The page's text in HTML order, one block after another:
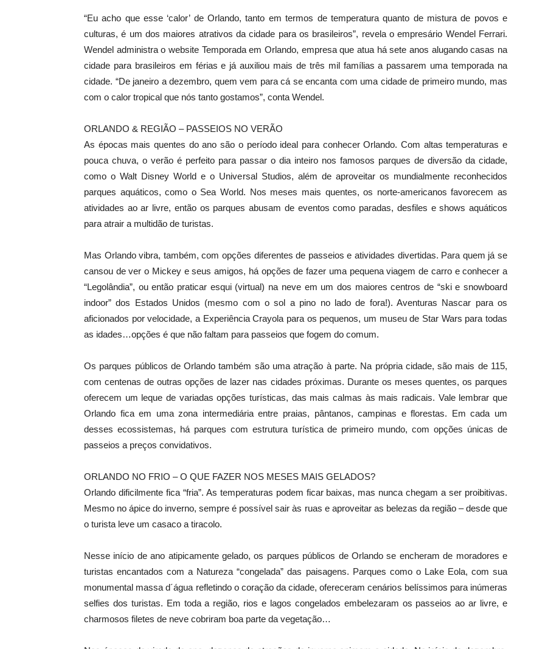
“Eu acho que esse ‘calor’ de Orlando, tanto em termos de temperatura quanto de mistura de povos e
culturas, é um dos maiores atrativos da cidade para os brasileiros”, revela o empresário Wendel Ferrari.
Wendel administra o website Temporada em Orlando, empresa que atua há sete anos alugando casas na
cidade para brasileiros em férias e já auxiliou mais de três mil famílias a passarem uma temporada na
cidade. “De janeiro a dezembro, quem vem para cá se encanta com uma cidade de primeiro mundo, mas
com o calor tropical que nós tanto gostamos”, conta Wendel.
ORLANDO & REGIÃO – PASSEIOS NO VERÃO
As épocas mais quentes do ano são o período ideal para conhecer Orlando. Com altas temperaturas e
pouca chuva, o verão é perfeito para passar o dia inteiro nos famosos parques de diversão da cidade,
como o Walt Disney World e o Universal Studios, além de aproveitar os mundialmente reconhecidos
parques aquáticos, como o Sea World. Nos meses mais quentes, os norte-americanos favorecem as
atividades ao ar livre, então os parques abusam de eventos como paradas, desfiles e shows aquáticos
para atrair a multidão de turistas.
Mas Orlando vibra, também, com opções diferentes de passeios e atividades divertidas. Para quem já se
cansou de ver o Mickey e seus amigos, há opções de fazer uma pequena viagem de carro e conhecer a
“Legolândia”, ou então praticar esqui (virtual) na neve em um dos maiores centros de “ski e snowboard
indoor” dos Estados Unidos (mesmo com o sol a pino no lado de fora!). Aventuras Nascar para os
aficionados por velocidade, a Experiência Crayola para os pequenos, um museu de Star Wars para todas
as idades…opções é que não faltam para passeios que fogem do comum.
Os parques públicos de Orlando também são uma atração à parte. Na própria cidade, são mais de 115,
com centenas de outras opções de lazer nas cidades próximas. Durante os meses quentes, os parques
oferecem um leque de variadas opções turísticas, das mais calmas às mais radicais. Vale lembrar que
Orlando fica em uma zona intermediária entre praias, pântanos, campinas e florestas. Em cada um
desses ecossistemas, há parques com estrutura turística de primeiro mundo, com opções únicas de
passeios a preços convidativos.
ORLANDO NO FRIO – O QUE FAZER NOS MESES MAIS GELADOS?
Orlando dificilmente fica “fria”. As temperaturas podem ficar baixas, mas nunca chegam a ser proibitivas.
Mesmo no ápice do inverno, sempre é possível sair às ruas e aproveitar as belezas da região – desde que
o turista leve um casaco a tiracolo.
Nesse início de ano atipicamente gelado, os parques públicos de Orlando se encheram de moradores e
turistas encantados com a Natureza “congelada” das paisagens. Parques como o Lake Eola, com sua
monumental massa d´água refletindo o coração da cidade, ofereceram cenários belíssimos para inúmeras
selfies dos turistas. Em toda a região, rios e lagos congelados embelezaram os passeios ao ar livre, e
charmosos filetes de neve cobriram boa parte da vegetação…